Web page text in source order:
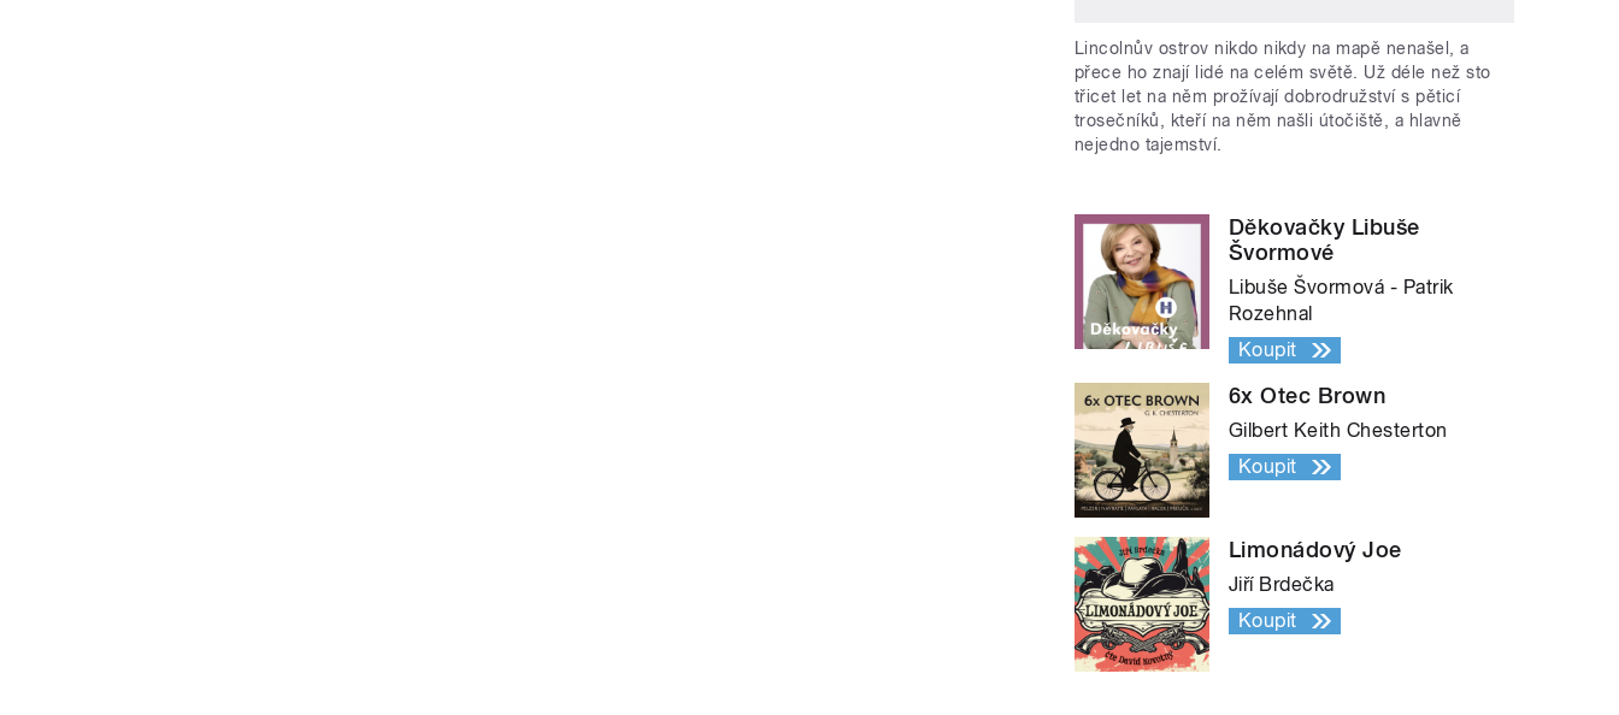
Lincolnův ostrov nikdo nikdy na mapě nenašel, a
přece ho znají lidé na celém světě. Už déle než sto
třicet let na něm prožívají dobrodružství s pěticí
trosečníků, kteří na něm našli útočiště, a hlavně
nejedno tajemství.
Děkovačky Libuše
Švormové
Libuše Švormová - Patrik
Rozehnal
Koupit
6x Otec Brown
Gilbert Keith Chesterton
Koupit
Limonádový Joe
Jiří Brdečka
Koupit